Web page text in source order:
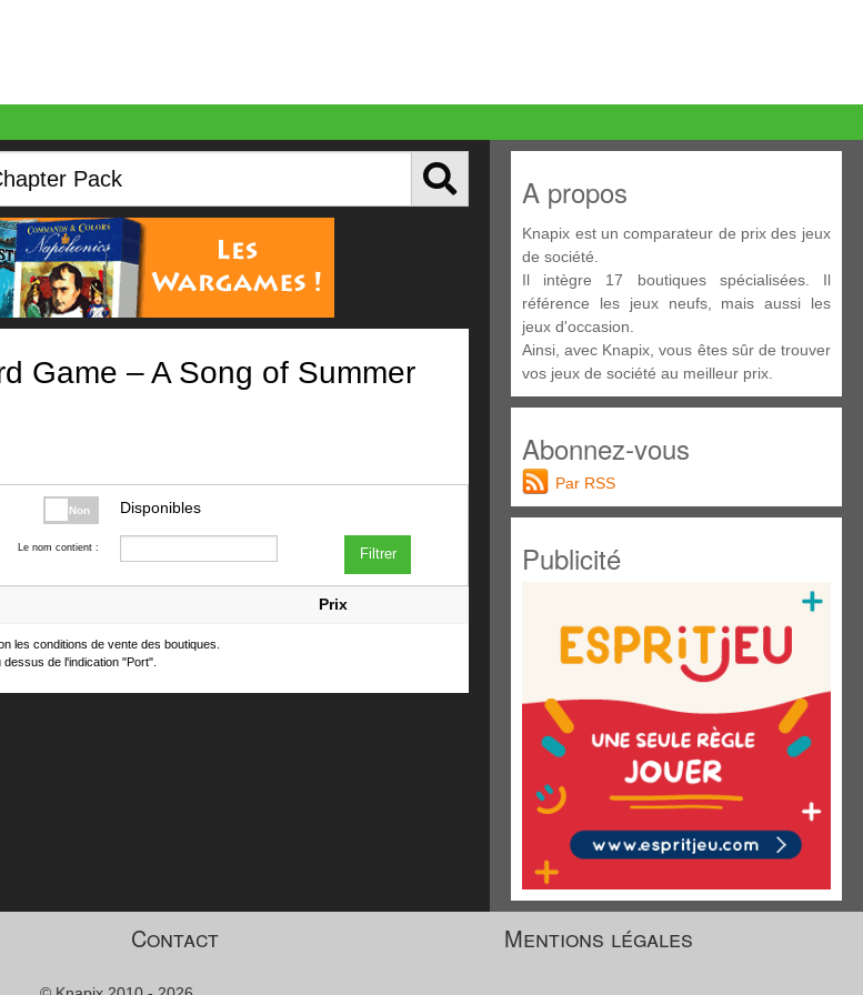
Game – A Song of Summer
Non Disponibles
Le nom contient : Filtrer
Prix
les conditions de vente des boutiques.
de l'indication "Port".
A propos
Knapix est un comparateur de prix des jeux
de société.
Il intègre 17 boutiques spécialisées. Il
référence les jeux neufs, mais aussi les
jeux d'occasion.
Ainsi, avec Knapix, vous êtes sûr de trouver
vos jeux de société au meilleur prix.
Abonnez-vous
Par RSS
Publicité
Contact Mentions légales